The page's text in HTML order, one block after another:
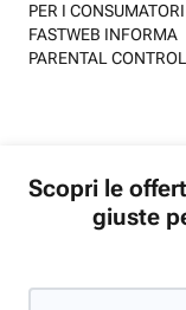
PER I CONSUMATORI
FASTWEB INFORMA
PARENTAL CONTROL
Scopri le
giuste